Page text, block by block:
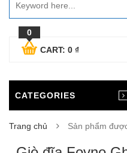
0
CART: 0 ₫
CATEGORIES
Trang chủ Sản phẩm